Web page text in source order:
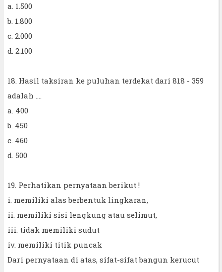
a. 1.500
b. 1.800
c. 2.000
d. 2.100
18. Hasil taksiran ke puluhan terdekat dari 818 - 359
adalah ....
a. 400
b. 450
c. 460
d. 500
19. Perhatikan pernyataan berikut !
i. memiliki alas berbentuk lingkaran,
ii. memiliki sisi lengkung atau selimut,
iii. tidak memiliki sudut
iv. memiliki titik puncak
Dari pernyataan di atas, sifat-sifat bangun kerucut